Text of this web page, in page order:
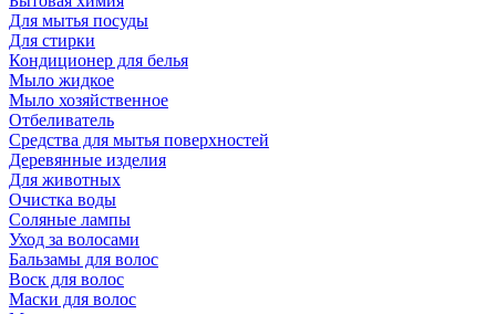
Для мытья посуды
Для стирки
Кондиционер для белья
Мыло жидкое
Мыло хозяйственное
Отбеливатель
Средства для мытья поверхностей
Деревянные изделия
Для животных
Очистка воды
Соляные лампы
Уход за волосами
Бальзамы для волос
Воск для волос
Маски для волос